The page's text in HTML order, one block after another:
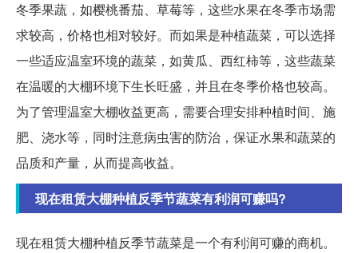
冬季果蔬，如樱桃番茄、草莓等，这些水果在冬季市场需
求较高，价格也相对较好。而如果是种植蔬菜，可以选择
一些适应温室环境的蔬菜，如黄瓜、西红柿等，这些蔬菜
在温暖的大棚环境下生长旺盛，并且在冬季价格也较高。
为了管理温室大棚收益更高，需要合理安排种植时间、施
肥、浇水等，同时注意病虫害的防治，保证水果和蔬菜的
品质和产量，从而提高收益。
现在租赁大棚种植反季节蔬菜有利润可赚吗?
现在租赁大棚种植反季节蔬菜是一个有利润可赚的商机。